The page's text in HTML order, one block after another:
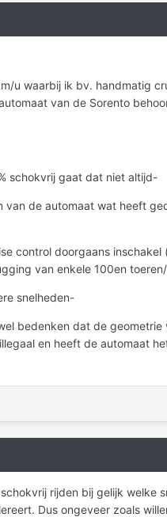
u waarbij ik bv. handmatig
van de Sorento
schokvrij gaat dat niet altijd-
de automaat wat heeft
control doorgaans inschakel
van enkele 100en
snelheden-
bedenken dat de geometrie
en heeft de automaat
rijden bij gelijk welke
Dus ongeveer zoals